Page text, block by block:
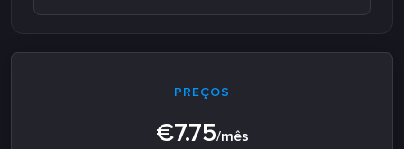
PREÇOS
€7.75/mês